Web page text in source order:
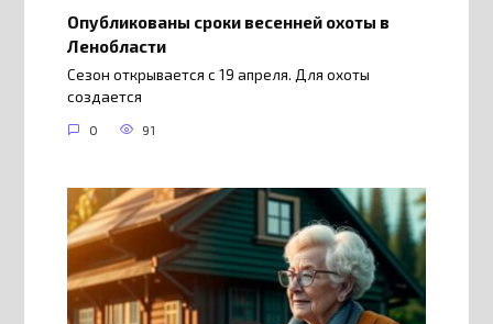
Опубликованы сроки весенней охоты в
Ленобласти
Сезон открывается с 19 апреля. Для охоты
создается
0 91